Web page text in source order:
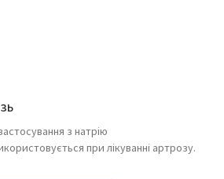
з натрію
при лікуванні артрозу.